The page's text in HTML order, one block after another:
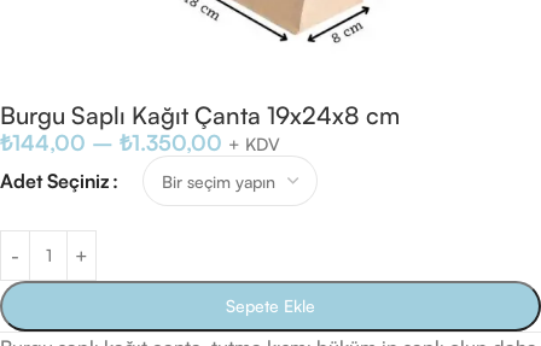
Burgu Saplı Kağıt Çanta 19x24x8 cm
₺144,00 – ₺1.350,00 + KDV
Adet Seçiniz
Sepete Ekle